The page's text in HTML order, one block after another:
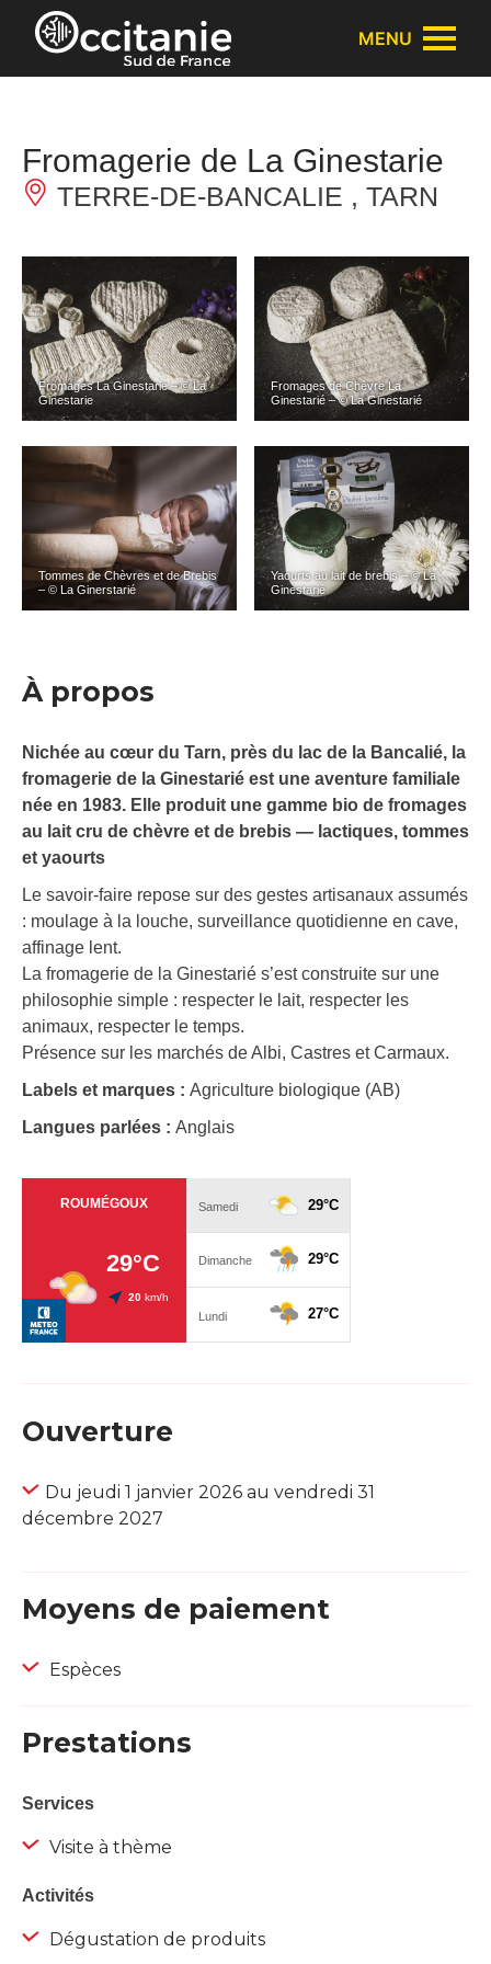
Panneau de gestion des cookies
MENU
Fromagerie de La Ginestarie
TERRE-DE-BANCALIE , TARN
Fromages La Ginestarie – © La
Ginestarie
Fromages de Chèvre La
Ginestarié – © La Ginestarié
Tommes de Chèvres et de Brebis
– © La Ginerstarié
Yaourts au lait de brebis – © La
Ginestarié
À propos
Nichée au cœur du Tarn, près du lac de la Bancalié, la
fromagerie de la Ginestarié est une aventure familiale
née en 1983. Elle produit une gamme bio de fromages
au lait cru de chèvre et de brebis — lactiques, tommes
et yaourts
Le savoir-faire repose sur des gestes artisanaux assumés
: moulage à la louche, surveillance quotidienne en cave,
affinage lent.
La fromagerie de la Ginestarié s’est construite sur une
philosophie simple : respecter le lait, respecter les
animaux, respecter le temps.
Présence sur les marchés de Albi, Castres et Carmaux.
Labels et marques : Agriculture biologique (AB)
Langues parlées : Anglais
Ouverture
Du jeudi 1 janvier 2026 au vendredi 31
décembre 2027
Moyens de paiement
Espèces
Prestations
Services
Visite à thème
Activités
Dégustation de produits